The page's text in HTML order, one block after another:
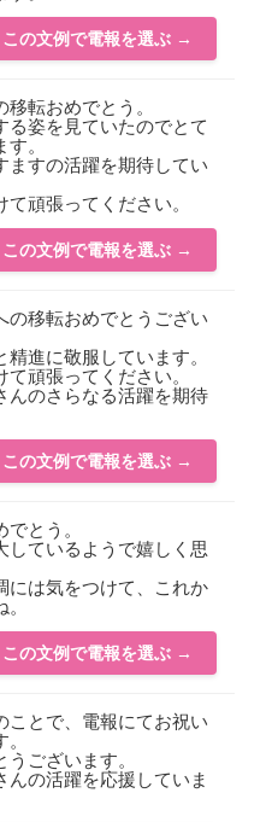
この文例で電報を選ぶ →
転おめでとう。
る姿を見ていたのでとて
。
ますの活躍を期待してい
頑張ってください。
この文例で電報を選ぶ →
の移転おめでとうござい
精進に敬服しています。
頑張ってください。
んのさらなる活躍を期待
この文例で電報を選ぶ →
とう。
しているようで嬉しく思
には気をつけて、これか
この文例で電報を選ぶ →
ことで、電報にてお祝い
ございます。
んの活躍を応援していま